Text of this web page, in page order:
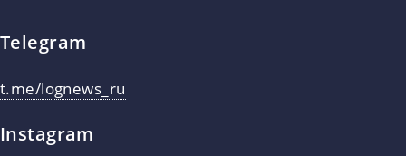
Telegram
t.me/lognews_ru
Instagram